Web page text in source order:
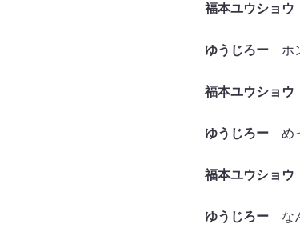
福本ユウショウ
ゆうじろーホ
福本ユウショウ
ゆうじろーめっ
福本ユウショウ
ゆうじろーなん